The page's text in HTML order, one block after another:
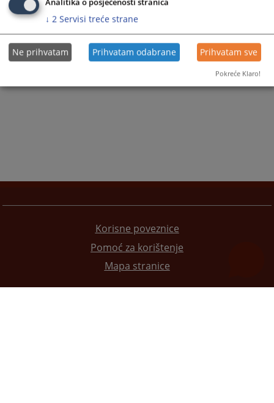
Korisne poveznice
Pomoć za korištenje
Mapa stranice
Analitika o posjećenosti stranica
↓ 2 Servisi treće strane
Ne prihvatam Prihvatam odabrane Prihvatam sve
Pokreće Klaro!